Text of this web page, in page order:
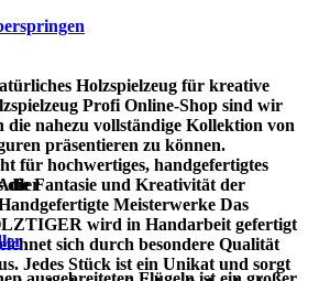
Holzspielzeug für kreative
Profi Online-Shop sind wir
die nahezu vollständige Kollektion von
präsentieren zu können.
für hochwertiges, handgefertigtes
die Fantasie und Kreativität der
Meisterwerke Das
wird in Handarbeit gefertigt
sich durch besondere Qualität
Jedes Stück ist ein Unikat und sorgt